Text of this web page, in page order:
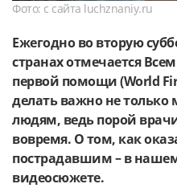
Фото: с сайта luchznaniy.ru
Ежегодно во вторую
странах отмечается
первой помощи (World
делать важно не
людям, ведь порой
вовремя. О том, как
пострадавшим – в
видеосюжете.